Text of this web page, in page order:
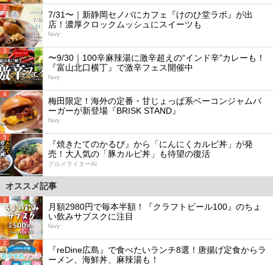
2
7/31〜｜新静岡セノバにカフェ『けのひ堂ラボ』が出
店！濃厚クロックムッシュにスイーツも
favy
3
〜9/30｜100辛麻辣湯に激辛超えの“インド辛”カレーも！
『富山北口横丁』で激辛フェス開催中
favy
4
梅田限定！海外の定番・甘じょっぱ系ベーコンジャムバ
ーガーが新登場『BRISK STAND』
favy
5
『焼きたてのかるび』から「にんにくカルビ丼」が発
売！大人気の「豚カルビ丼」も待望の復活
グルメライターAI
オススメ記事
1
月額2980円で毎本半額！『クラフトビール100』のちょ
い飲みサブスクに注目
favy
2
『reDine広島』で食べたいランチ8選！唐揚げ定食からラ
ーメン、海鮮丼、麻辣湯も！